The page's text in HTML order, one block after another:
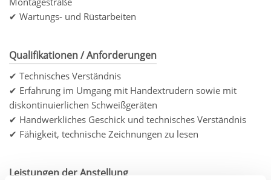
✔ Wartungs- und Rüstarbeiten
Qualifikationen / Anforderungen
✔ Technisches Verständnis
✔ Erfahrung im Umgang mit Handextrudern sowie mit
diskontinuierlichen Schweißgeräten
✔ Handwerkliches Geschick und technisches Verständnis
✔ Fähigkeit, technische Zeichnungen zu lesen
Leistungen der Anstellung